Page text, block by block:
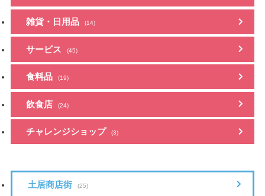
雑貨・日用品 (14)
サービス (45)
食料品 (19)
飲食店 (24)
チャレンジショップ (3)
土居商店街 (25)